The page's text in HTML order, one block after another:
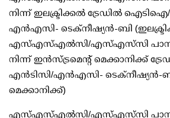
നിന്ന് ഇലക്ട്രിക്കല്‍ ട്രേഡില്‍
എന്‍എസി- ടെക്നീഷ്യന്‍-ബി
എസ്എസ്എല്‍സി/എസ്എസ്‌സി പാസ്,
നിന്ന് ഇന്‍സ്ട്രമെന്റ് മെക്കാനിക്ക്
എന്‍ടിസി/എന്‍എസി- ടെക്നീഷ്യന്‍-
മെക്കാനിക്ക്)
എസ്എസ്എല്‍സി/എസ്എസ്‌സി പാസ്,